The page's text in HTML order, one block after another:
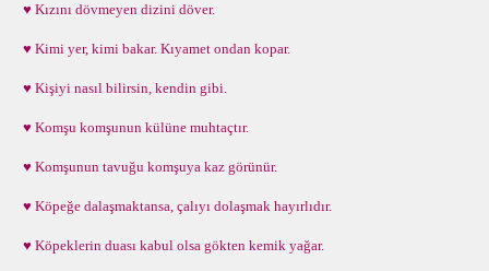
♥ Kızını dövmeyen dizini döver.
♥ Kimi yer, kimi bakar. Kıyamet ondan kopar.
♥ Kişiyi nasıl bilirsin, kendin gibi.
♥ Komşu komşunun külüne muhtaçtır.
♥ Komşunun tavuğu komşuya kaz görünür.
♥ Köpeğe dalaşmaktansa, çalıyı dolaşmak hayırlıdır.
♥ Köpeklerin duası kabul olsa gökten kemik yağar.